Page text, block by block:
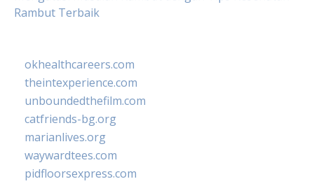
Rambut Terbaik
okhealthcareers.com
theintexperience.com
unboundedthefilm.com
catfriends-bg.org
marianlives.org
waywardtees.com
pidfloorsexpress.com